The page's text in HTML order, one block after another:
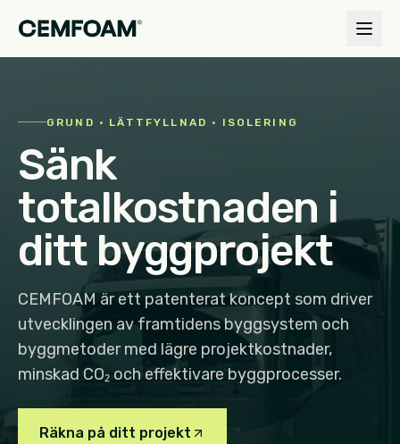
GRUND · LÄTTFYLLNAD · ISOLERING
Sänk
totalkostnaden i
ditt byggprojekt
CEMFOAM är ett patenterat koncept som driver
utvecklingen av framtidens byggsystem och
byggmetoder med lägre projektkostnader,
minskad CO₂ och effektivare byggprocesser.
Räkna på ditt projekt